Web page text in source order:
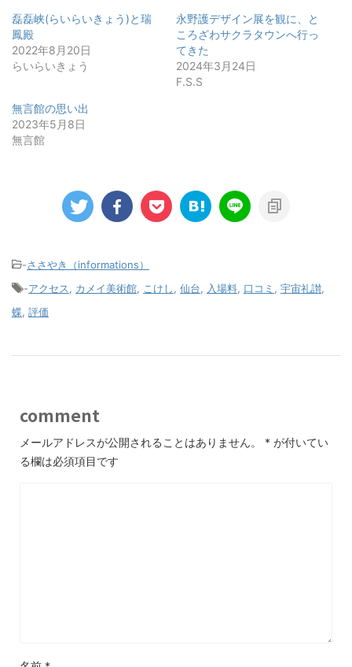
磊磊峡(らいらいきょう)と瑞
鳳殿
2022年8月20日
らいらいきょう
永野護デザイン展を観に、と
ころざわサクラタウンへ行っ
てきた
2024年3月24日
F.S.S
無言館の思い出
2023年5月8日
無言館
-ささやき（informations）
-アクセス, カメイ美術館, こけし, 仙台, 入場料, 口コミ , 宇宙礼讃,
蝶, 評価
comment
メールアドレスが公開されることはありません。 * が付いてい
る欄は必須項目です